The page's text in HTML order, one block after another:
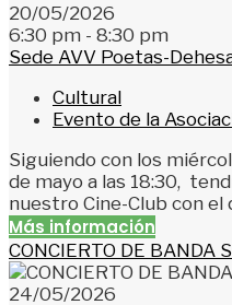
20/05/2026
6:30 pm - 8:30 pm
Sede AVV Poetas-
Cultural
Evento de la
Siguiendo con los
de mayo a las 18:30,
nuestro Cine-Club con
Más información
CONCIERTO DE BANDA
24/05/2026